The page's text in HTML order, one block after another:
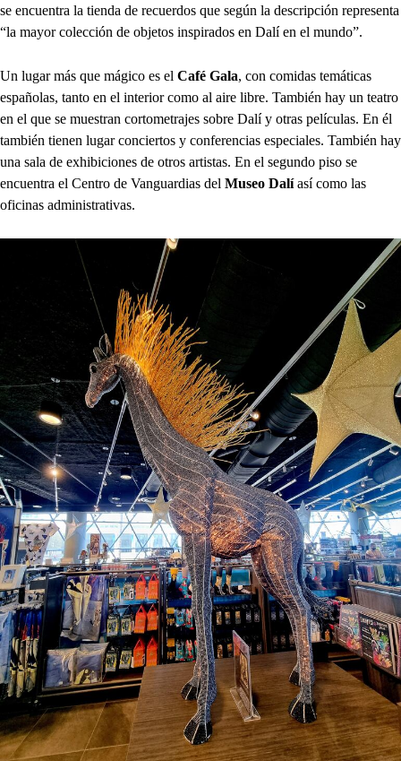
se encuentra la tienda de recuerdos que según la descripción representa
“la mayor colección de objetos inspirados en Dalí en el mundo”.
Un lugar más que mágico es el Café Gala, con comidas temáticas
españolas, tanto en el interior como al aire libre. También hay un teatro
en el que se muestran cortometrajes sobre Dalí y otras películas. En él
también tienen lugar conciertos y conferencias especiales. También hay
una sala de exhibiciones de otros artistas. En el segundo piso se
encuentra el Centro de Vanguardias del Museo Dalíasí como las
oficinas administrativas.